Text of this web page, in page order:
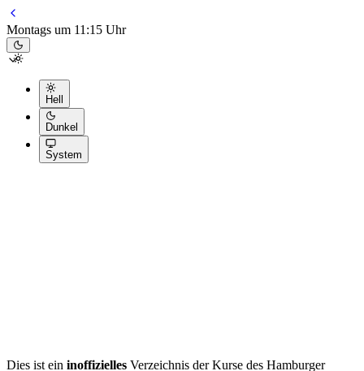
Montags um 11:15 Uhr
Hell
Dunkel
System
Dies ist ein inoffizielles Verzeichnis der Kurse des Hamburger